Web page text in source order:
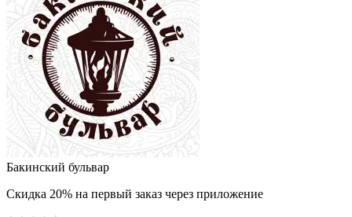
Бакинский бульвар
Скидка 20% на первый заказ через приложение